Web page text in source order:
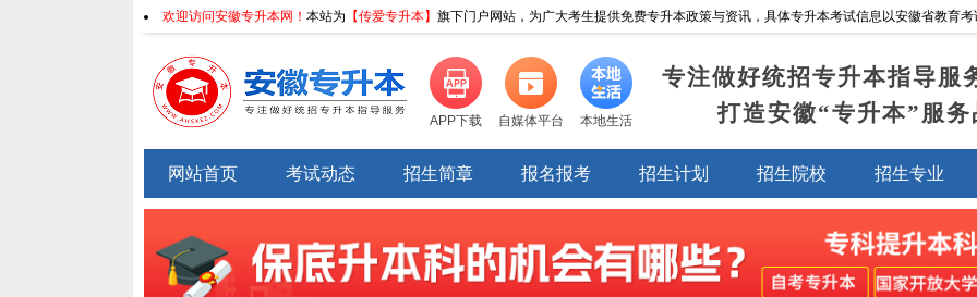
欢迎访问安徽专升本网！ 本站为 【传爱专升本】 旗下门户网站，为广大考生提供免费专升本政策与资讯，具体专升本考试信息以安徽省教育考
APP下载 自媒体平台 本地生活
专注做好统招专升本指导服
打造安徽“专升本”服务
网站首页 考试动态 招生简章 报名报考 招生计划 招生院校 招生专业